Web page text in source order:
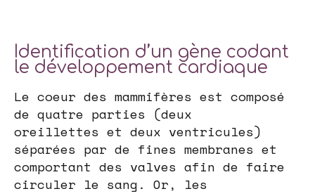
Identification d’un gène codant
le développement cardiaque
Le coeur des mammifères est composé
de quatre parties (deux
oreillettes et deux ventricules)
séparées par de fines membranes et
comportant des valves afin de faire
circuler le sang. Or, les